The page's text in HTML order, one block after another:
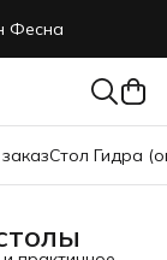
Фесна
Стол Гидра